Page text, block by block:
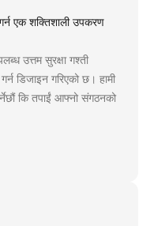
एक शक्तिशाली उपकरण
उत्तम सुरक्षा गश्ती
डिजाइन गरिएको छ। हामी
कि तपाईं आफ्नो संगठनको